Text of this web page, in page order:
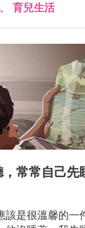
、 育兒生活
常常自己先
該是很溫馨的一